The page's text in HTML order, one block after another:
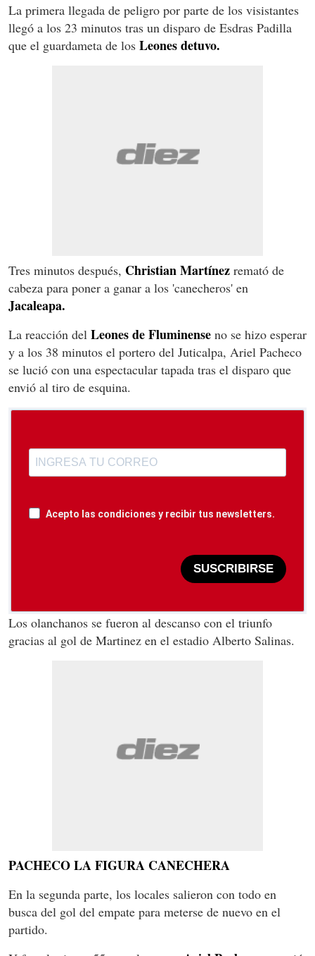
La primera llegada de peligro por parte de los visistantes
llegó a los 23 minutos tras un disparo de Esdras Padilla
que el guardameta de los Leones detuvo.
Tres minutos después, Christian Martínez remató de
cabeza para poner a ganar a los 'canecheros' en
Jacaleapa.
La reacción del Leones de Fluminense no se hizo esperar
y a los 38 minutos el portero del Juticalpa, Ariel Pacheco
se lució con una espectacular tapada tras el disparo que
envió al tiro de esquina.
Acepto las condiciones y recibir tus newsletters.
SUSCRIBIRSE
Los olanchanos se fueron al descanso con el triunfo
gracias al gol de Martinez en el estadio Alberto Salinas.
PACHECO LA FIGURA CANECHERA
En la segunda parte, los locales salieron con todo en
busca del gol del empate para meterse de nuevo en el
partido.